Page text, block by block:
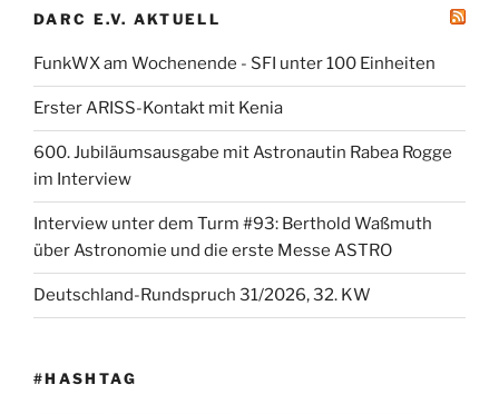
DARC E.V. AKTUELL
FunkWX am Wochenende - SFI unter 100 Einheiten
Erster ARISS-Kontakt mit Kenia
600. Jubiläumsausgabe mit Astronautin Rabea Rogge
im Interview
Interview unter dem Turm #93: Berthold Waßmuth
über Astronomie und die erste Messe ASTRO
Deutschland-Rundspruch 31/2026, 32. KW
#HASHTAG